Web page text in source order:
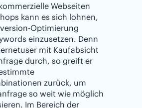
Webseiten
kann es sich lohnen,
Optimierung
einzusetzen. Denn
mit Kaufabsicht
durch, so greift er
zurück, um
so weit wie möglich
Im Bereich der